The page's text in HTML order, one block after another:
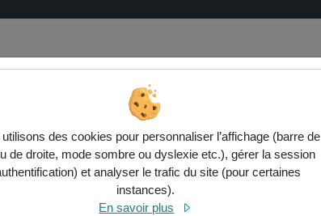
utilisons des cookies pour personnaliser l’affichage (barre de
de droite, mode sombre ou dyslexie etc.), gérer la session
et analyser le trafic du site (pour certaines
instances).
En savoir plus